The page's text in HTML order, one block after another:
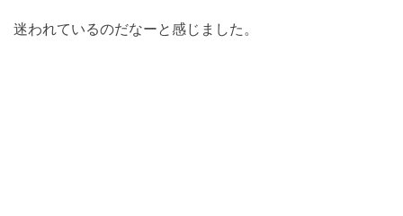
迷われているのだなーと感じました。